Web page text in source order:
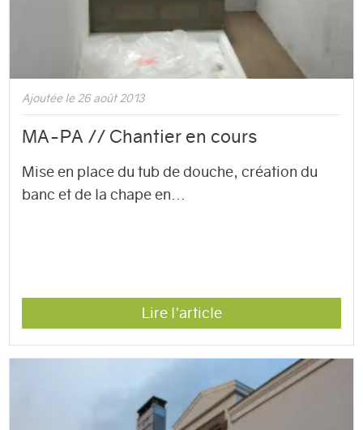
Ajoutée le 26 août 2013
MA-PA // Chantier en cours
Mise en place du tub de douche, création du
banc et de la chape en...
Lire l'article